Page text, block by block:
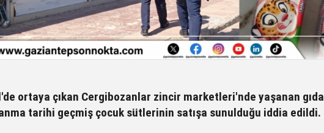
ortaya çıkan Cergibozanlar zincir marketleri'nde yaşanan gıda
tarihi geçmiş çocuk sütlerinin satışa sunulduğu iddia edildi.